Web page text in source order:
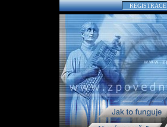
REGISTRACE